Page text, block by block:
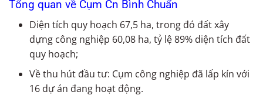
Tổng quan về Cụm Cn Bình Chuẩn
Diện tích quy hoạch 67,5 ha, trong đó đất xây
dựng công nghiệp 60,08 ha, tỷ lệ 89% diện tích đất
quy hoạch;
Về thu hút đầu tư: Cụm công nghiệp đã lấp kín với
16 dự án đang hoạt động.